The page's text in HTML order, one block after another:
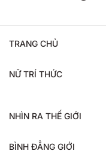
TRANG CHỦ
NỮ TRÍ THỨC
NHÌN RA THẾ GIỚI
BÌNH ĐẲNG GIỚI